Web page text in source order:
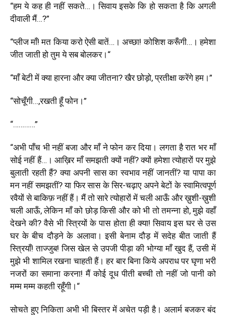
“हम ये कह ही नहीं सकते…। सिवाय इसके कि हो सकता है कि अगली
दीवाली मैं…?”
“प्लीज माँ! मत किया करो ऐसी बातें…। अच्छा! कोशिश करूँगी…। हमेशा
जीत जाती हो तुम ये सब बोलकर। “
“माँ बेटी में क्या हारना और क्या जीतना?खैर छोड़ो,प्रतीक्षा करेंगे हम।”
“सोचूँगी…,रखती हूँ फोन।”
“…………”
“अभी पाँच भी नहीं बजा और माँ ने फोन कर दिया। लगताहैरात भर माँ
सोई नहीं हैं…। आख़िर माँ समझती क्यों नहीं?क्यों हमेशा त्योहारों पर मुझे
बुलाती रहती हैं?क्या अपनी सास का स्वभाव नहीं जानतीं?या पापा का
मन नहीं समझतीं?या फिर सास के सिर-चढ़ाए अपने बेटों के स्वामित्वपूर्ण
रवैयों से बाकिफ़ नहीं हैं। मैं तो सारे त्योहारों में चली आऊँ और ख़ुशी-ख़ुशी
चली आऊँ,लेकिन माँ को छोड़ किसी और को भी तो तमन्ना हो,मुझे वहाँ
देखने की?वैसे भी स्त्रियों के पास होता ही क्या! सिवाय इस घर से उस
घर के बीच दौड़ने के अलावा। इसी बेनाम दौड़ में सदेह बीत जाती हैं
स्त्रियाँ! ताज्जुब! जिस खेल से उपजी पीड़ा की भोग्या माँ खुद हैं,उसी में
मुझे भी शामिल रखना चाहती हैं। हर बार बिना किये अपराध पर घृणा भरी
नजरों का समाना करना! मैं कोई दूध पीती बच्ची तो नहीं जो पानी को
मम्म मम्म कहती रहूँगी। “
सोचते हुए निकिता अभी भी बिस्तर में अचेत पड़ी है। अलार्म बजकर बंद